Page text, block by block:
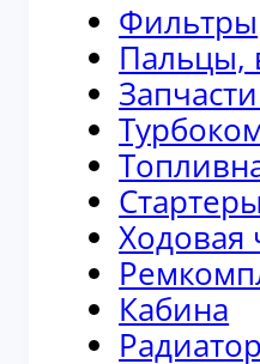
Фильтры
Пальцы,
Ходовая
Кабина